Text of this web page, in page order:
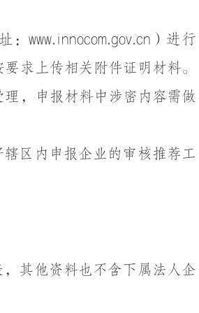
：www.innocom.gov.cn ）进行
求上传相关附件证明材料。
，申报材料中涉密内容需做
区内申报企业的审核推荐工
其他资料也不含下属法人企